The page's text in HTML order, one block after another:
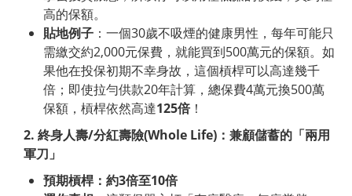
高的保額。
貼地例子 ：一個30歲不吸煙的健康男性，每年可能只
需繳交約2,000元保費，就能買到500萬元的保額。如
果他在投保初期不幸身故，這個槓桿可以高達幾千
倍；即使拉勻供款20年計算，總保費4萬元換500萬
保額，槓桿依然高達125倍！
2. 終身人壽/分紅壽險(Whole Life) ：兼顧儲蓄的「兩用
軍刀」
預期槓桿：約3倍至10倍